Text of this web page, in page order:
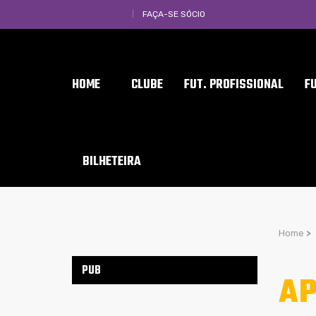
FAÇA-SE SÓCIO
HOME CLUBE FUT. PROFISSIONAL
BILHETEIRA
Home >
PUB